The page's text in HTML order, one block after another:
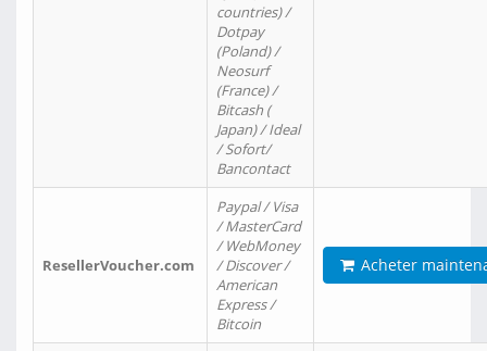
countries) /
Dotpay
(Poland) /
Neosurf
(France) /
Bitcash (
Japan) / Ideal
/ Sofort/
Bancontact
ResellerVoucher.com
Paypal / Visa
/ MasterCard
/ WebMoney
/ Discover /
American
Express /
Bitcoin
Acheter